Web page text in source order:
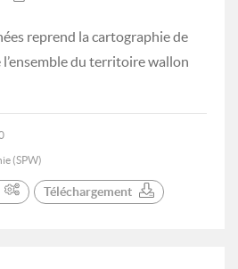
reprend la cartographie de
l’ensemble du territoire wallon
(SPW)
Téléchargement